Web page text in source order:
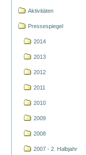
Aktivitäten
Pressespiegel
2014
2013
2012
2011
2010
2009
2008
2007 - 2. Halbjahr